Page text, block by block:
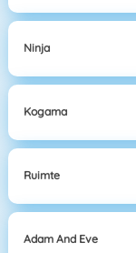
Ninja
Kogama
Ruimte
Adam And Eve